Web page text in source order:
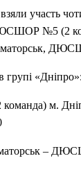
взяли участь
№5 (2
групі «Дніпро»:
м.
–